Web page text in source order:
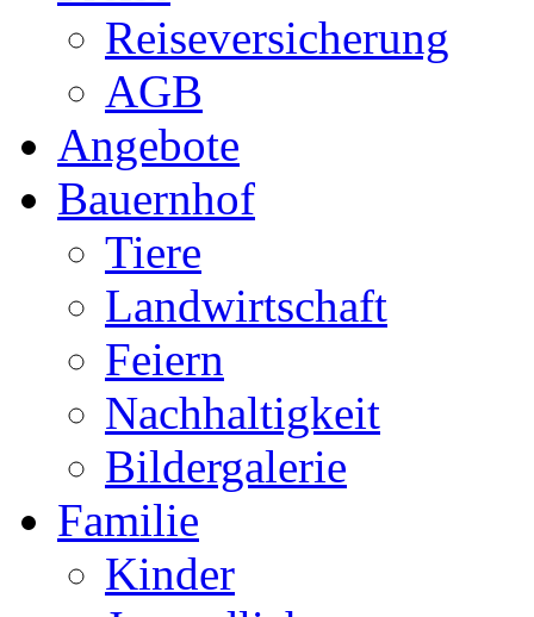
Reiseversicherung
AGB
Angebote
Bauernhof
Tiere
Landwirtschaft
Feiern
Nachhaltigkeit
Bildergalerie
Familie
Kinder